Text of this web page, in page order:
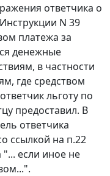
ответчика о
Инструкции N 39
платежа за
денежные
в частности
где средством
льготу по
предоставил. В
ответчика
ссылкой на п.22
если иное не